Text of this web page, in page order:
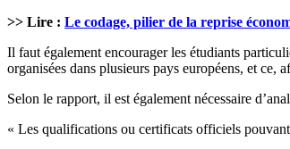
>> Lire : Le codage, pilier de la reprise
Il faut également encourager les étudiants
organisées dans plusieurs pays européens, et ce,
Selon le rapport, il est également nécessaire
« Les qualifications ou certificats officiels